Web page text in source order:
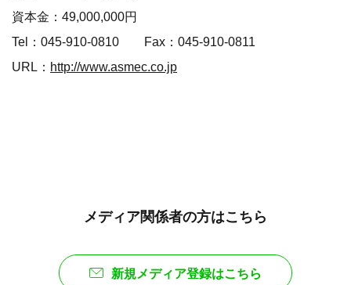
資本金：49,000,000円
Tel：045-910-0810 Fax：045-910-0811
URL： http://www.asmec.co.jp
メディア関係者の方はこちら
新規メディア登録はこちら